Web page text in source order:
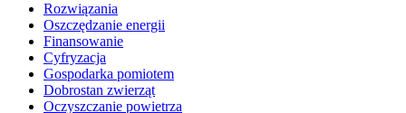
Rozwiązania
​Oszczędzanie energii
Finansowanie
Cyfryzacja
Gospodarka pomiotem
Dobrostan zwierząt
Oczyszczanie powietrza